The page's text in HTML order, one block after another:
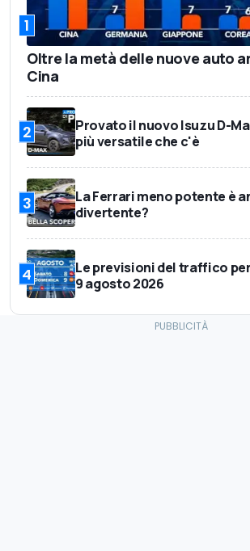
1
Oltre la metà delle nuove auto
Cina
2
Provato il nuovo Isuzu D-
più versatile che c'è
3
La Ferrari meno potente è
divertente?
4
Le previsioni del traffico
9 agosto 2026